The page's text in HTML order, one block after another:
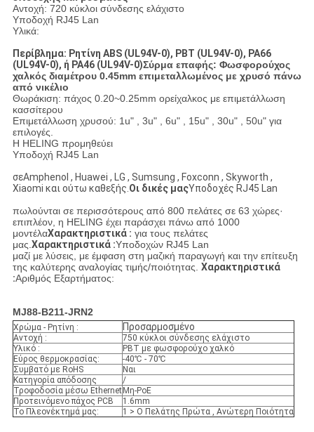
Αντοχή: 720 κύκλοι σύνδεσης ελάχιστο
Υποδοχή RJ45 Lan
Υλικά:
Περίβλημα: Ρητίνη ABS (UL94V-0), PBT (UL94V-0), PA66
(UL94V-0), ή PA46 (UL94V-0)Σύρμα επαφής: Φωσφορούχος
χαλκός διαμέτρου 0.45mm επιμεταλλωμένος με χρυσό πάνω
από νικέλιο
Θωράκιση: πάχος 0.20~0.25mm ορείχαλκος με επιμετάλλωση
κασσίτερου
Επιμετάλλωση χρυσού: 1u" , 3u" , 6u" , 15u" , 30u" , 50u" για
επιλογές.
Η HELING προμηθεύει
Υποδοχή RJ45 Lan
σεAmphenol , Huawei , LG , Sumsung , Foxconn , Skyworth ,
Xiaomi και ούτω καθεξής.Οι δικές μαςΥποδοχές RJ45 Lan
πωλούνται σε περισσότερους από 800 πελάτες σε 63 χώρες·
επιπλέον, η HELING έχει παράσχει πάνω από 1000
μοντέλαΧαρακτηριστικά : για τους πελάτες
μας.Χαρακτηριστικά :Υποδοχών RJ45 Lan
μαζί με λύσεις, με έμφαση στη μαζική παραγωγή και την επίτευξη
της καλύτερης αναλογίας τιμής/ποιότητας. Χαρακτηριστικά
:Αριθμός Εξαρτήματος:
MJ88-B211-JRN2
Χρώμα - Ρητίνη : Προσαρμοσμένο
Αντοχή :
750 κύκλοι σύνδεσης ελάχιστο
Υλικό :
PBT με φωσφορούχο χαλκό
Εύρος θερμοκρασίας:
-40℃ - 70℃
Συμβατό με RoHS
Ναι
Κατηγορία απόδοσης
/
Τροφοδοσία μέσω Ethernet Μη-PoE
Προτεινόμενο πάχος PCB
1.6mm
Το Πλεονέκτημά μας:
1 > Ο Πελάτης Πρώτα , Ανώτερη Ποιότητα